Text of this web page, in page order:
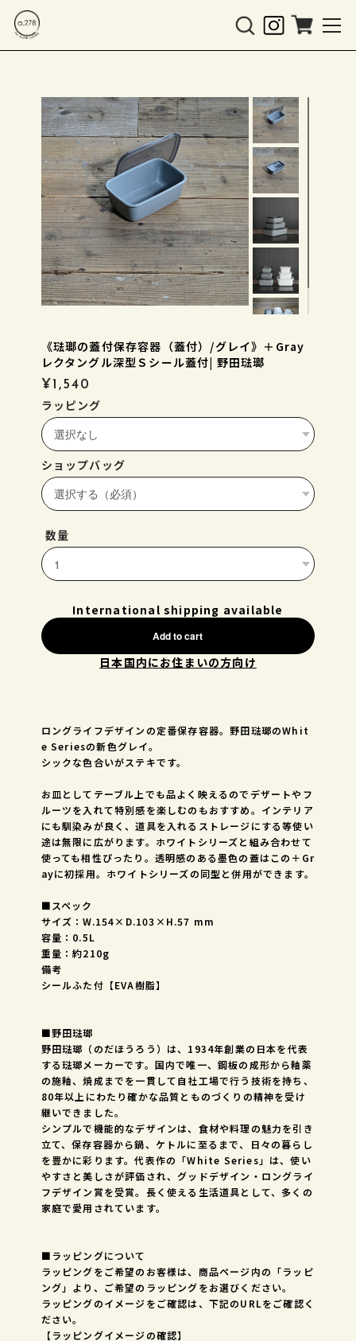
《琺瑯の蓋付保存容器（蓋付）/グレイ》＋Gray
レクタングル深型Ｓシール蓋付| 野田琺瑯
¥1,540
ラッピング
ショップバッグ
数量
International shipping available
Add to cart
日本国内にお住まいの方向け
ロングライフデザインの定番保存容器。野田琺瑯のWhit
e Seriesの新色グレイ。
シックな色合いがステキです。
お皿としてテーブル上でも品よく映えるのでデザートやフ
ルーツを入れて特別感を楽しむのもおすすめ。インテリア
にも馴染みが良く、道具を入れるストレージにする等使い
途は無限に広がります。ホワイトシリーズと組み合わせて
使っても相性ぴったり。透明感のある墨色の蓋はこの＋Gr
ayに初採用。ホワイトシリーズの同型と併用ができます。
■スペック
サイズ：W.154×D.103×H.57 mm
容量：0.5L
重量：約210g
備考
シールふた付【EVA樹脂】
■野田琺瑯
野田琺瑯（のだほうろう）は、1934年創業の日本を代表
する琺瑯メーカーです。国内で唯一、鋼板の成形から釉薬
の施釉、焼成までを一貫して自社工場で行う技術を持ち、
80年以上にわたり確かな品質とものづくりの精神を受け
継いできました。
シンプルで機能的なデザインは、食材や料理の魅力を引き
立て、保存容器から鍋、ケトルに至るまで、日々の暮らし
を豊かに彩ります。代表作の「White Series」は、使い
やすさと美しさが評価され、グッドデザイン・ロングライ
フデザイン賞を受賞。長く使える生活道具として、多くの
家庭で愛用されています。
■ラッピングについて
ラッピングをご希望のお客様は、商品ページ内の「ラッピ
ング」より、ご希望のラッピングをお選びください。
ラッピングのイメージをご確認は、下記のURLをご確認く
ださい。
【ラッピングイメージの確認】